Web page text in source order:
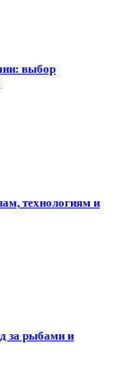
выбор
технологиям и
за рыбами и